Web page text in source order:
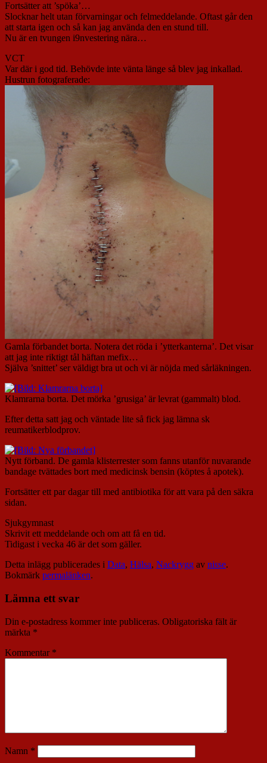
Fortsätter att ’spöka’…
Slocknar helt utan förvarningar och felmeddelande. Oftast går den
att starta igen och så kan jag använda den en stund till.
Nu är en tvungen i9nvestering nära…
VCT
Var där i god tid. Behövde inte vänta länge så blev jag inkallad.
Hustrun fotograferade:
Gamla förbandet borta. Notera det röda i ’ytterkanterna’. Det visar
att jag inte riktigt tål häftan mefix…
Själva ’snittet’ ser väldigt bra ut och vi är nöjda med sårläkningen.
Klamrarna borta. Det mörka ’grusiga’ är levrat (gammalt) blod.
Efter detta satt jag och väntade lite så fick jag lämna sk
reumatikerblodprov.
Nytt förband. De gamla klisterrester som fanns utanför nuvarande
bandage tvättades bort med medicinsk bensin (köptes å apotek).
Fortsätter ett par dagar till med antibiotika för att vara på den säkra
sidan.
Sjukgymnast
Skrivit ett meddelande och om att få en tid.
Tidigast i vecka 46 är det som gäller.
Detta inlägg publicerades i Data, Hälsa, Nackrygg av nisse.
Bokmärk permalänken.
Lämna ett svar
Din e-postadress kommer inte publiceras. Obligatoriska fält är
märkta *
Kommentar *
Namn *